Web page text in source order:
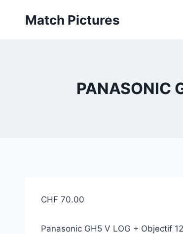
Match Pictures
PANASONIC
CHF 70.00
Panasonic GH5 V LOG +